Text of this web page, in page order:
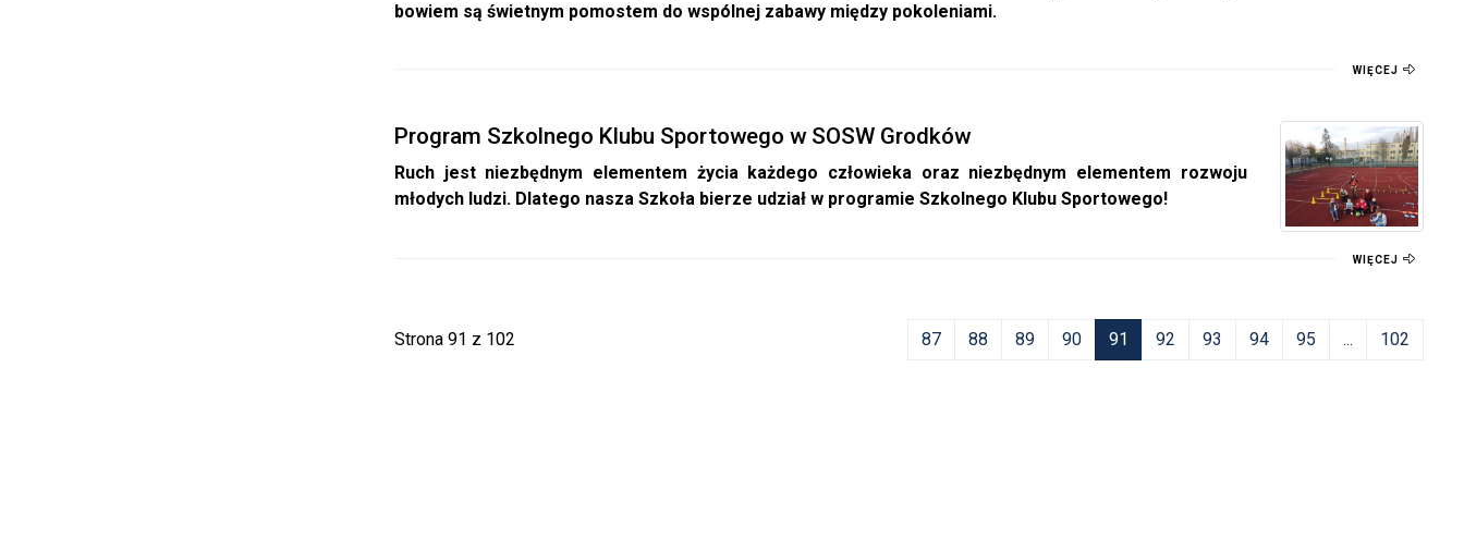
bowiem są świetnym pomostem do wspólnej zabawy między pokoleniami.
WIĘCEJ
Program Szkolnego Klubu Sportowego w SOSW Grodków
Ruch jest niezbędnym elementem życia każdego człowieka oraz niezbędnym elementem rozwoju
młodych ludzi. Dlatego nasza Szkoła bierze udział w programie Szkolnego Klubu Sportowego!
WIĘCEJ
Strona 91 z 102 87 88 89 90 91 92 93 94 95 ... 102